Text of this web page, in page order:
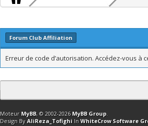
Forum Club Affiliation
Erreur de code d’autorisation. Accédez-vous
Contact Club Affiliation Retourner en haut
Moteur MyBB, © 2002-2026 MyBB Group.
Design By AliReza_Tofighi In WhiteCrow Software